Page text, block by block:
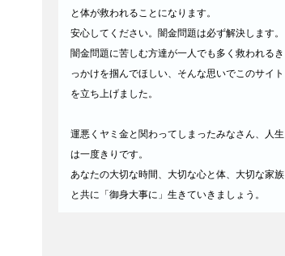
と体が救われることになります。
安心してください。闇金問題は必ず解決します。
闇金問題に苦しむ方達が一人でも多く救われるき
っかけを掴んでほしい、そんな思いでこのサイト
を立ち上げました。
運悪くヤミ金と関わってしまったみなさん、人生
は一度きりです。
あなたの大切な時間、大切な心と体、大切な家族
と共に「御身大事に」生きていきましょう。